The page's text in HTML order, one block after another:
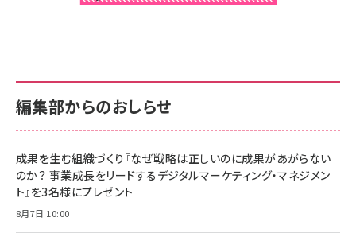
編集部からのおしらせ
成果を生む組織づくり『なぜ戦略は正しいのに成果があがらない
のか？ 事業成長をリードするデジタルマーケティング・マネジメン
ト』を3名様にプレゼント
8月7日 10:00